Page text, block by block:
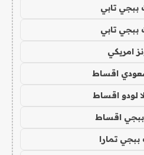
تابي
تابي
امريكي
اقساط
لودو اقساط
اقساط
تمارا